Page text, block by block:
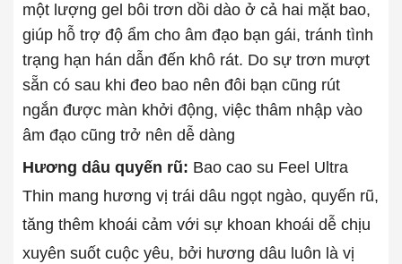
một lượng gel bôi trơn dồi dào ở cả hai mặt bao,
giúp hỗ trợ độ ẩm cho âm đạo bạn gái, tránh tình
trạng hạn hán dẫn đến khô rát. Do sự trơn mượt
sẵn có sau khi đeo bao nên đôi bạn cũng rút
ngắn được màn khởi động, việc thâm nhập vào
âm đạo cũng trở nên dễ dàng
Hương dâu quyến rũ: Bao cao su Feel Ultra
Thin mang hương vị trái dâu ngọt ngào, quyến rũ,
tăng thêm khoái cảm với sự khoan khoái dễ chịu
xuyên suốt cuộc yêu, bởi hương dâu luôn là vị